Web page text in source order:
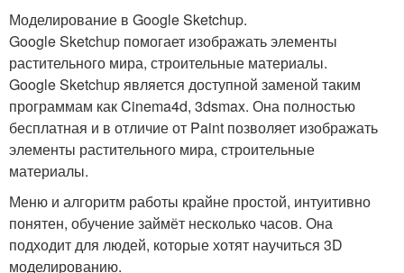
Моделирование в Google Sketchup.
Google Sketchup помогает изображать элементы
растительного мира, строительные материалы.
Google Sketchup является доступной заменой таким
программам как Cinema4d, 3dsmax. Она полностью
бесплатная и в отличие от Paint позволяет изображать
элементы растительного мира, строительные
материалы.
Меню и алгоритм работы крайне простой, интуитивно
понятен, обучение займёт несколько часов. Она
подходит для людей, которые хотят научиться 3D
моделированию.